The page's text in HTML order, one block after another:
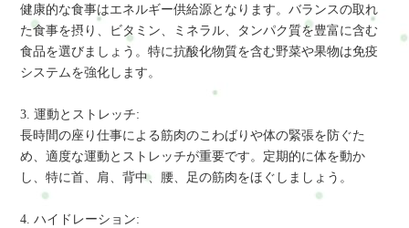
健康的な食事はエネルギー供給源となります。バランスの取れ
た食事を摂り、ビタミン、ミネラル、タンパク質を豊富に含む
食品を選びましょう。特に抗酸化物質を含む野菜や果物は免疫
システムを強化します。
3. 運動とストレッチ:
長時間の座り仕事による筋肉のこわばりや体の緊張を防ぐた
め、適度な運動とストレッチが重要です。定期的に体を動か
し、特に首、肩、背中、腰、足の筋肉をほぐしましょう。
4. ハイドレーション: